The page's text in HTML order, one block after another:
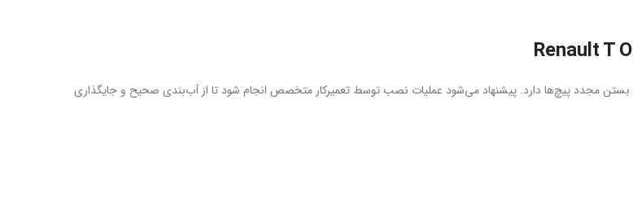
مجدد پیچ‌ها دارد. پیشنهاد می‌شود عملیات نصب توسط تعمیرکار متخصص انجام شود تا از آب‌بندی صحیح و جایگذاری